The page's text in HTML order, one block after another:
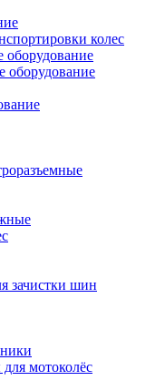
колес
оборудование
оборудование
зачистки шин
мотоколёс